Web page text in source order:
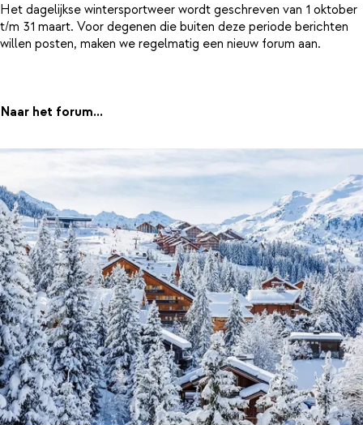
Het dagelijkse wintersportweer wordt geschreven van 1 oktober
t/m 31 maart. Voor degenen die buiten deze periode berichten
willen posten, maken we regelmatig een nieuw forum aan.
Naar het forum...